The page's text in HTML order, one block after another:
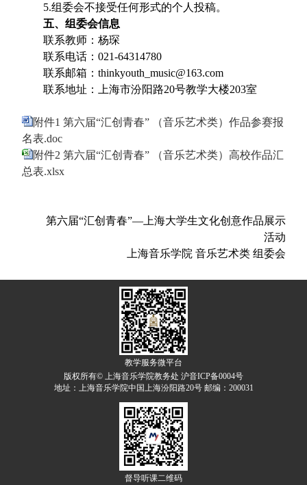
5.组委会不接受任何形式的个人投稿。
五、组委会信息
联系教师：杨琛
联系电话：021-64314780
联系邮箱：thinkyouth_music@163.com
联系地址：上海市汾阳路20号教学大楼203室
附件1 第六届“汇创青春” （音乐艺术类）作品参赛报
名表.doc
附件2 第六届“汇创青春” （音乐艺术类）高校作品汇
总表.xlsx
第六届“汇创青春”—上海大学生文化创意作品展示
活动
上海音乐学院 音乐艺术类 组委会
教学服务微平台
版权所有© 上海音乐学院教务处 沪音ICP备0004号
地址：上海音乐学院中国上海汾阳路20号 邮编：200031
督导听课二维码